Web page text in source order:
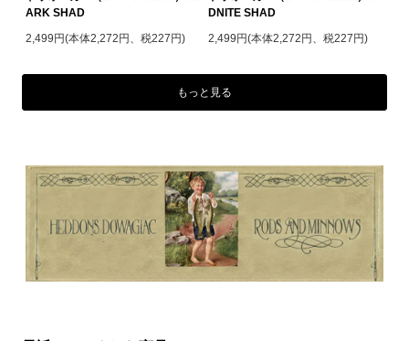
ARK SHAD
2,499円(本体2,272円、税227円)
DNITE SHAD
2,499円(本体2,272円、税227円)
もっと見る